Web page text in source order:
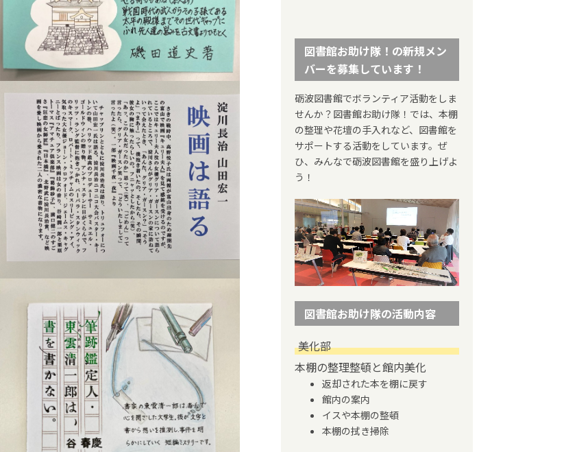
図書館お助け隊！の新規メン
バーを募集しています！
砺波図書館でボランティア活動をしま
せんか？図書館お助け隊！では、本棚
の整理や花壇の手入れなど、図書館を
サポートする活動をしています。ぜ
ひ、みんなで砺波図書館を盛り上げよ
う！
図書館お助け隊の活動内容
美化部
本棚の整理整頓と館内美化
返却された本を棚に戻す
館内の案内
イスや本棚の整頓
本棚の拭き掃除